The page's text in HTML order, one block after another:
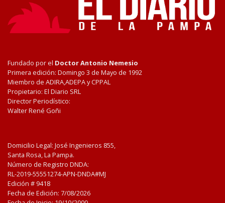
Fundado por el Doctor Antonio Nemesio
Primera edición: Domingo 3 de Mayo de 1992
Miembro de ADIRA,ADEPA y CPPAL
Propietario: El Diario SRL
Director Periodístico:
Walter René Goñi
Domicilio Legal: José Ingenieros 855,
Santa Rosa, La Pampa.
Número de Registro DNDA:
RL-2019-55551274-APN-DNDA#MJ
Edición # 9418
Fecha de Edición: 7/08/2026